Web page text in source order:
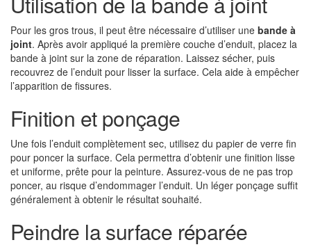
Pour les gros trous, il peut être nécessaire d’utiliser une bande à
joint. Après avoir appliqué la première couche d’enduit, placez la
bande à joint sur la zone de réparation. Laissez sécher, puis
recouvrez de l’enduit pour lisser la surface. Cela aide à empêcher
l’apparition de fissures.
Finition et ponçage
Une fois l’enduit complètement sec, utilisez du papier de verre fin
pour poncer la surface. Cela permettra d’obtenir une finition lisse
et uniforme, prête pour la peinture. Assurez-vous de ne pas trop
poncer, au risque d’endommager l’enduit. Un léger ponçage suffit
généralement à obtenir le résultat souhaité.
Peindre la surface réparée